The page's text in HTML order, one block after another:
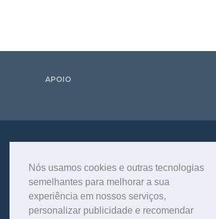
Nós usamos cookies e outras tecnologias
semelhantes para melhorar a sua
experiência em nossos serviços,
personalizar publicidade e recomendar
APOIO